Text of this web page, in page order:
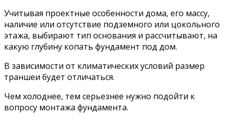
Учитывая проектные особенности дома, его массу,
наличие или отсутствие подземного или цокольного
этажа, выбирают тип основания и рассчитывают, на
какую глубину копать фундамент под дом.
В зависимости от климатических условий размер
траншеи будет отличаться.
Чем холоднее, тем серьезнее нужно подойти к
вопросу монтажа фундамента.